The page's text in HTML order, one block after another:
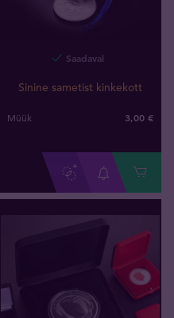
Saadaval
Sinine sametist kinkekott
Müük 3,00 €